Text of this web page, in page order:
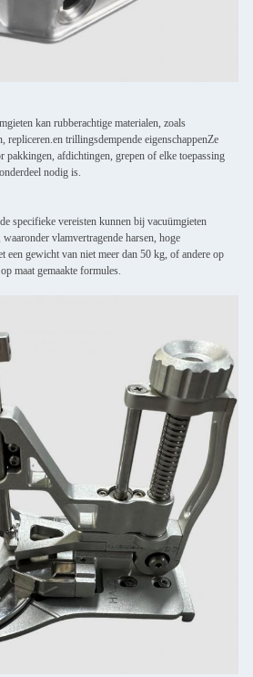
kan rubberachtige materialen, zoals
repliceren.en trillingsdempende eigenschappenZe
afdichtingen, grepen of elke toepassing
nodig is.
specifieke vereisten kunnen bij vacuümgieten
vlamvertragende harsen, hoge
een gewicht van niet meer dan 50 kg, of andere op
maat gemaakte formules.